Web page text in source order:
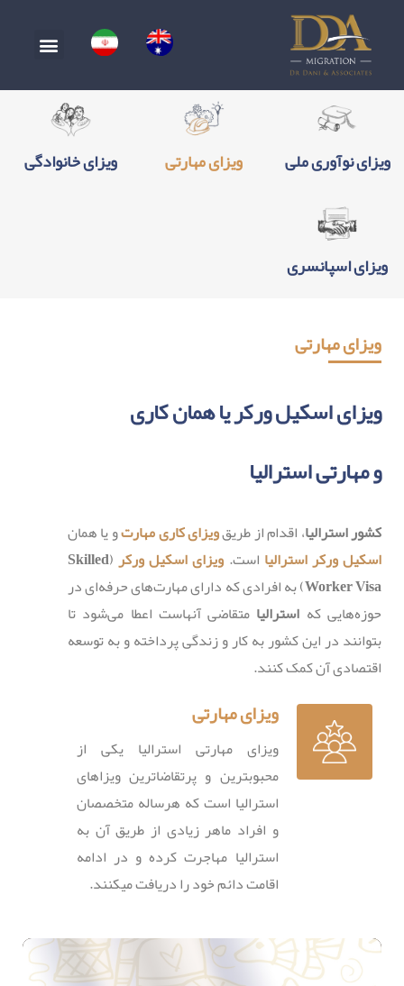
ویزای نوآوری ملی ویزای مهارتی ویزای خانوادگی
ویزای اسپانسری
ویزای مهارتی
ویزای اسکیل ورکر یا همان کاری
و مهارتی استرالیا
کشور استرالیا، اقدام از طریقویزای کاری مهارتو یا همان
اسکیل ورکر استرالیا است. ویزای اسکیل ورکر(
Skilled
Worker Visa) به افرادی که دارای مهارت‌های حرفه‌ای در
حوزه‌هایی که استرالیا متقاضی آنهاست اعطا می‌شود تا
بتوانند در این کشور به کار و زندگی پرداخته و به توسعه
اقتصادی آن کمک کنند.
ویزای مهارتی
ویزای مهارتی استرالیا یکی از
محبوبترین و پرتقاضاترین ویزاهای
استرالیا است که هرساله متخصصان
و افراد ماهر زیادی از طریق آن به
استرالیا مهاجرت کرده و در ادامه
اقامت دائم خود را دریافت میکنند.